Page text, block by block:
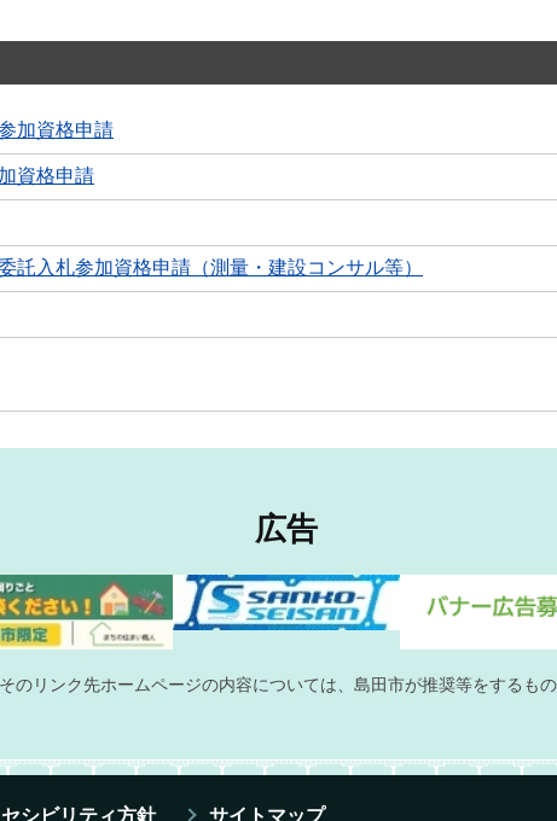
加資格申請
資格申請
託入札参加資格申請（測量・建設コンサル等）
広告
のリンク先ホームページの内容については、島田市が推奨等をするも
シビリティ方針 サイトマップ